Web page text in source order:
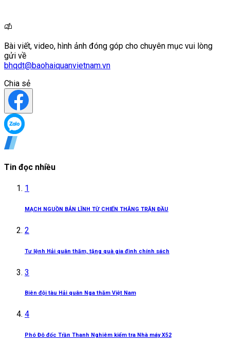
Bài viết, video, hình ảnh đóng góp cho chuyên mục vui lòng
gửi về
bhqdt@baohaiquanvietnam.vn
Chia sẻ
Tin đọc nhiều
1
MẠCH NGUỒN BẢN LĨNH TỪ CHIẾN THẮNG TRẬN ĐẦU
2
Tư lệnh Hải quân thăm, tặng quà gia đình chính sách
3
Biên đội tàu Hải quân Nga thăm Việt Nam
4
Phó Đô đốc Trần Thanh Nghiêm kiểm tra Nhà máy X52